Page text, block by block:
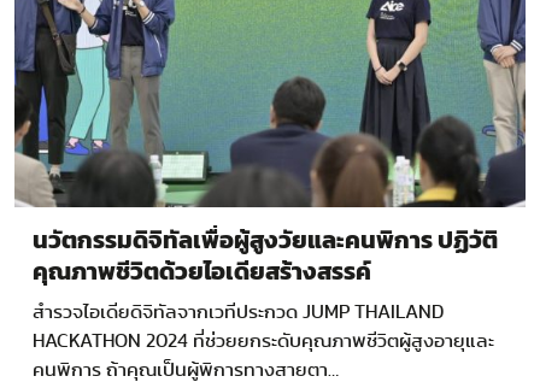
นวัตกรรมดิจิทัลเพื่อผู้สูงวัยและคนพิการ ปฏิวัติ
คุณภาพชีวิตด้วยไอเดียสร้างสรรค์
สำรวจไอเดียดิจิทัลจากเวทีประกวด JUMP THAILAND
HACKATHON 2024 ที่ช่วยยกระดับคุณภาพชีวิตผู้สูงอายุและ
คนพิการ ถ้าคุณเป็นผู้พิการทางสายตา…